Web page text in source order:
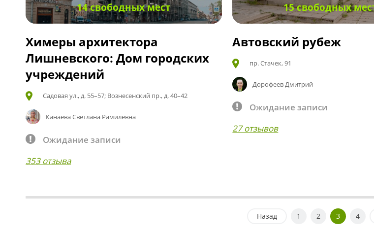
14 свободных мест
Химеры архитектора
Лишневского: Дом городских
учреждений
Садовая ул., д. 55–57; Вознесенский пр., д. 40–42
Канаева Светлана Рамилевна
Ожидание записи
353 отзыва
15 свободных
Автовский рубеж
пр. Стачек, 91
Дорофеев Дмитрий
Ожидание записи
27 отзывов
Назад 1 2 3 4